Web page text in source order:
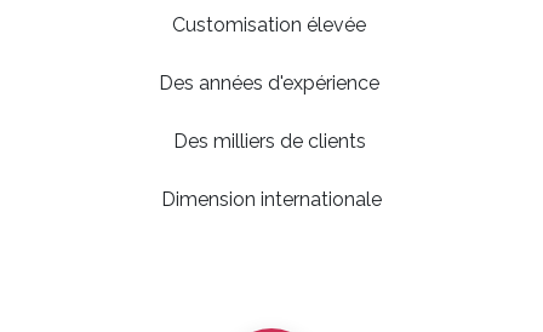
Customisation élevée
Des années d'expérience
Des milliers de clients
Dimension internationale